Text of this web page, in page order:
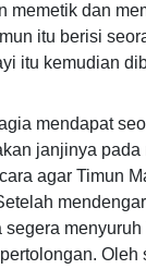
memetik dan
itu berisi
itu kemudian
mendapat
janjinya pada
agar Timun
segera
Oleh